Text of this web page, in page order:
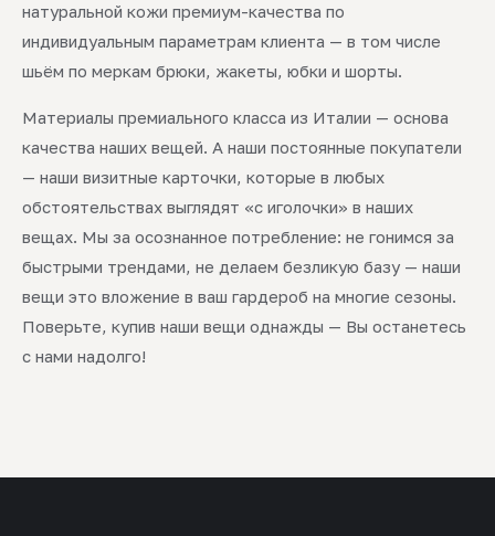
натуральной кожи премиум-качества по
индивидуальным параметрам клиента — в том числе
шьём по меркам брюки, жакеты, юбки и шорты.
Материалы премиального класса из Италии — основа
качества наших вещей. А наши постоянные покупатели
— наши визитные карточки, которые в любых
обстоятельствах выглядят «с иголочки» в наших
вещах. Мы за осознанное потребление: не гонимся за
быстрыми трендами, не делаем безликую базу — наши
вещи это вложение в ваш гардероб на многие сезоны.
Поверьте, купив наши вещи однажды — Вы останетесь
с нами надолго!